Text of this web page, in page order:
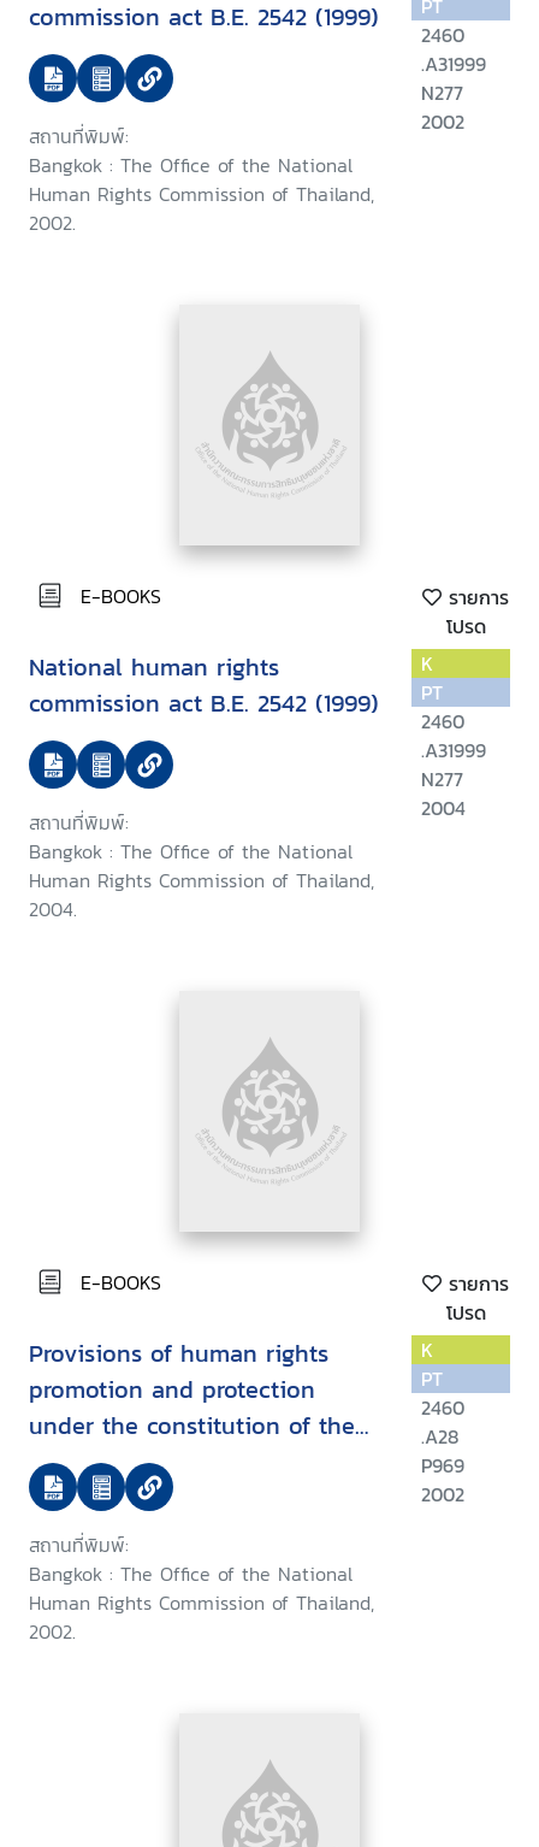
commission act B.E. 2542 (1999)
สถานที่พิมพ์:
Bangkok : The Office of the National
Human Rights Commission of Thailand,
2002.
PT
2460
.A31999
N277
2002
E-BOOKS
รายการ
โปรด
National human rights
commission act B.E. 2542 (1999)
สถานที่พิมพ์:
Bangkok : The Office of the National
Human Rights Commission of Thailand,
2004.
K
PT
2460
.A31999
N277
2004
E-BOOKS
รายการ
โปรด
Provisions of human rights
promotion and protection
under the constitution of the
kingdom of Thailand B.E. 2540
(1997) and National human
rights commission act B.E. 2542
(1999)
สถานที่พิมพ์:
Bangkok : The Office of the National
Human Rights Commission of Thailand,
2002.
K
PT
2460
.A28
P969
2002